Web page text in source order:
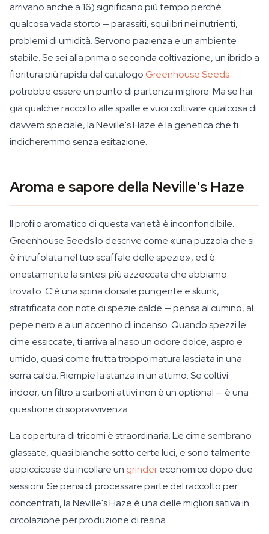
arrivano anche a 16) significano più tempo perché
qualcosa vada storto — parassiti, squilibri nei nutrienti,
problemi di umidità. Servono pazienza e un ambiente
stabile. Se sei alla prima o seconda coltivazione, un ibrido a
fioritura più rapida dal catalogoGreenhouse Seeds
potrebbe essere un punto di partenza migliore. Ma se hai
già qualche raccolto alle spalle e vuoi coltivare qualcosa di
davvero speciale, la Neville's Haze è la genetica che ti
indicheremmo senza esitazione.
Aroma e sapore della Neville's Haze
Il profilo aromatico di questa varietà è inconfondibile.
Greenhouse Seeds lo descrive come «una puzzola che si
è intrufolata nel tuo scaffale delle spezie», ed è
onestamente la sintesi più azzeccata che abbiamo
trovato. C'è una spina dorsale pungente e skunk,
stratificata con note di spezie calde — pensa al cumino, al
pepe nero e a un accenno di incenso. Quando spezzi le
cime essiccate, ti arriva al naso un odore dolce, aspro e
umido, quasi come frutta troppo matura lasciata in una
serra calda. Riempie la stanza in un attimo. Se coltivi
indoor, un filtro a carboni attivi non è un optional — è una
questione di sopravvivenza.
La copertura di tricomi è straordinaria. Le cime sembrano
glassate, quasi bianche sotto certe luci, e sono talmente
appiccicose da incollare un grindereconomico dopo due
sessioni. Se pensi di processare parte del raccolto per
concentrati, la Neville's Haze è una delle migliori sativa in
circolazione per produzione di resina.